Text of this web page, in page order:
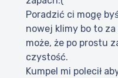
Poradzić ci mogę
nowej klimy bo to
może, że po prostu
czystość.
Kumpel mi polecił